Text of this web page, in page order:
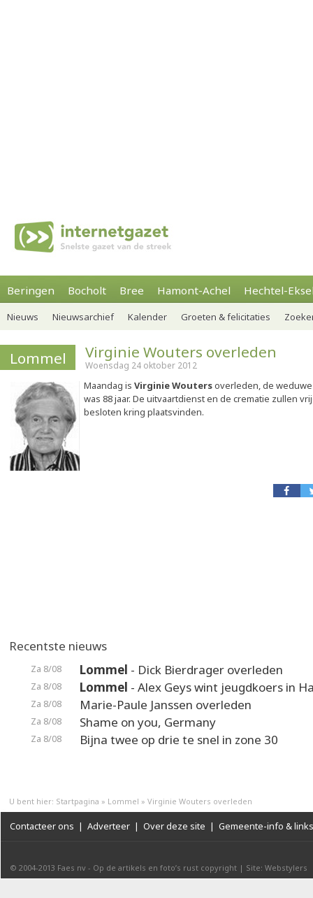
Beringen Bocholt Bree Hamont-Achel Hechtel-
Nieuws Nieuwsarchief Kalender Groeten & felicitaties
Lommel Virginie Wouters overleden
Woensdag 24 oktober 2012
Maandag is Virginie Woutersoverleden, de weduwe
was 88 jaar. De uitvaartdienst en de crematie zullen
besloten kring plaatsvinden.
Recentste nieuws
Za 8/08 Lommel - Dick Bierdrager overleden
Za 8/08 Lommel - Alex Geys wint jeugdkoers in
Za 8/08 Marie-Paule Janssen overleden
Za 8/08 Shame on you, Germany
Za 8/08 Bijna twee op drie te snel in zone 30
U bent hier: Startpagina » Lommel » Virginie Wouters overleden
Contacteer ons | Adverteer | Over deze site | Gemeente-info & links
© 2004-2013 Faes nv - Op de artikels en foto’s rust copyright | Site: Webstylers